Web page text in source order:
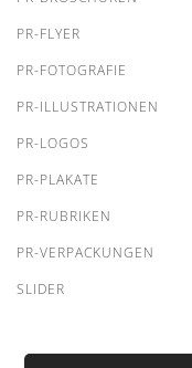
PR-FLYER
PR-FOTOGRAFIE
PR-ILLUSTRATIONEN
PR-LOGOS
PR-PLAKATE
PR-RUBRIKEN
PR-VERPACKUNGEN
SLIDER